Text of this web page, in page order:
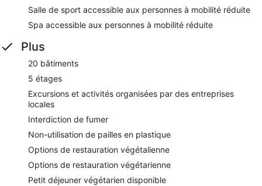
Salle de sport accessible aux personnes à mobilité réduite
Spa accessible aux personnes à mobilité réduite
Plus
20 bâtiments
5 étages
Excursions et activités organisées par des entreprises
locales
Interdiction de fumer
Non-utilisation de pailles en plastique
Options de restauration végétalienne
Options de restauration végétarienne
Petit déjeuner végétarien disponible